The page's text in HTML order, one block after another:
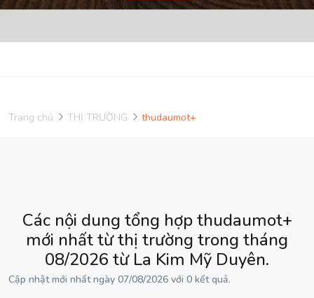
Trang chủ THỊ TRƯỜNG thudaumot+
Các nội dung tổng hợp thudaumot+
mới nhất từ thị trường trong tháng
08/2026 từ La Kim Mỹ Duyên.
Cập nhật mới nhất ngày 07/08/2026 với 0 kết quả.